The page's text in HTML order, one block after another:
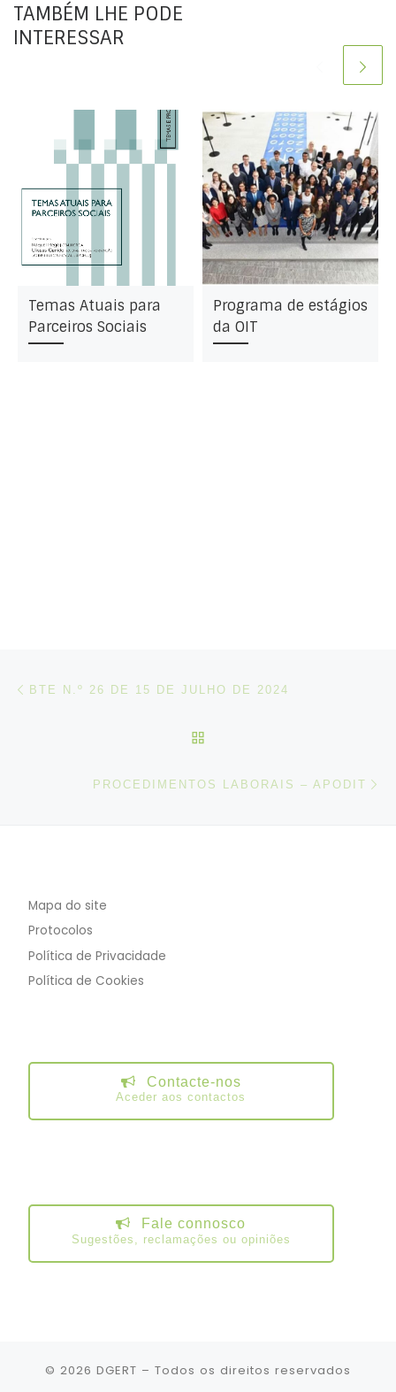
TAMBÉM LHE PODE
INTERESSAR
Temas Atuais para
Parceiros Sociais
Programa de estágios
da OIT
Post navigation
BTE N.º 26 DE 15 DE JULHO DE 2024
PROCEDIMENTOS LABORAIS – APODIT
Mapa do site
Protocolos
Política de Privacidade
Política de Cookies
Contacte-nos
Aceder aos contactos
Fale connosco
Sugestões, reclamações ou opiniões
© 2026 DGERT – Todos os direitos reservados